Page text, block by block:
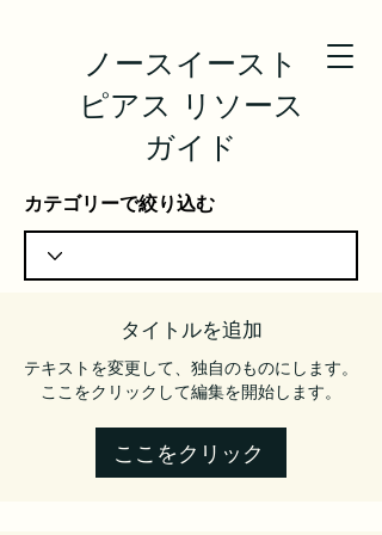
ノースイースト
ピアス リソース
ガイド
カテゴリーで絞り込む
タイトルを追加
テキストを変更して、独自のものにします。
ここをクリックして編集を開始します。
ここをクリック